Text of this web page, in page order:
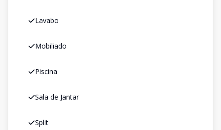
Lavabo
Mobiliado
Piscina
Sala de Jantar
Split